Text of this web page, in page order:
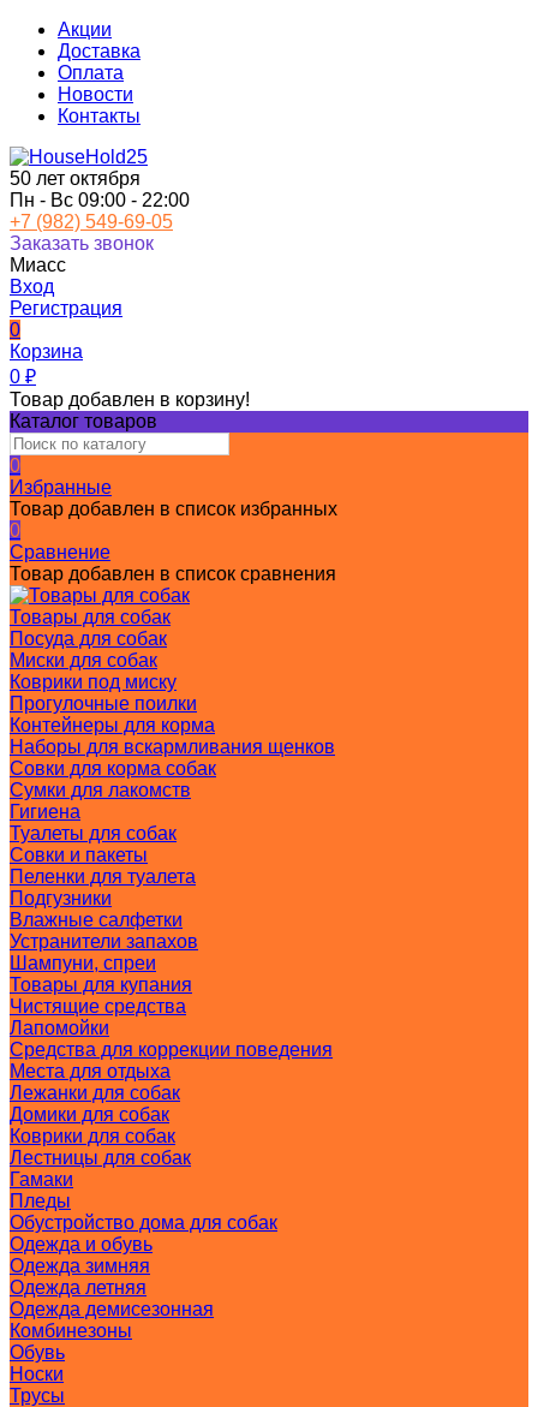
Акции
Доставка
Оплата
Новости
Контакты
50 лет октября
Пн - Вс 09:00 - 22:00
+7 (982) 549-69-05
Заказать звонок
Миасс
Вход
Регистрация
0
Корзина
0 ₽
Товар добавлен в корзину!
Каталог товаров
0
Избранные
Товар добавлен в список избранных
0
Сравнение
Товар добавлен в список сравнения
Товары для собак
Посуда для собак
Миски для собак
Коврики под миску
Прогулочные поилки
Контейнеры для корма
Наборы для вскармливания щенков
Совки для корма собак
Сумки для лакомств
Гигиена
Туалеты для собак
Совки и пакеты
Пеленки для туалета
Подгузники
Влажные салфетки
Устранители запахов
Шампуни, спреи
Товары для купания
Чистящие средства
Лапомойки
Средства для коррекции поведения
Места для отдыха
Лежанки для собак
Домики для собак
Коврики для собак
Лестницы для собак
Гамаки
Пледы
Обустройство дома для собак
Одежда и обувь
Одежда зимняя
Одежда летняя
Одежда демисезонная
Комбинезоны
Обувь
Носки
Трусы